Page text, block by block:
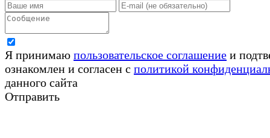
Я принимаю пользовательское соглашение и
ознакомлен и согласен с политикой
данного сайта
Отправить